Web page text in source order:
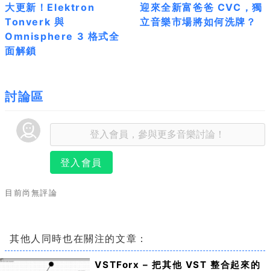
大更新！Elektron
Tonverk 與
Omnisphere 3 格式全
面解鎖
迎來全新富爸爸 CVC，獨
立音樂市場將如何洗牌？
討論區
登入會員
目前尚無評論
其他人同時也在關注的文章：
VSTForx – 把其他 VST 整合起來的